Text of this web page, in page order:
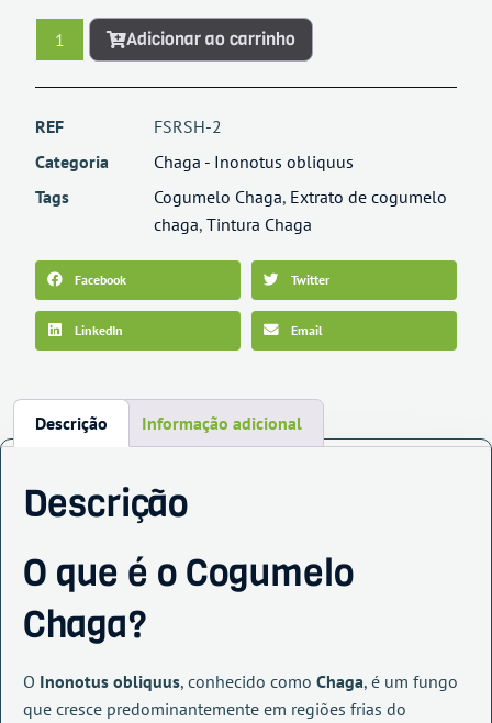
Adicionar ao carrinho
REF
FSRSH-2
Categoria
Chaga - Inonotus obliquus
Tags
Cogumelo Chaga, Extrato de cogumelo
chaga, Tintura Chaga
Facebook Twitter
LinkedIn Email
Descrição Informação adicional
Descrição
O que é o Cogumelo
Chaga?
O Inonotus obliquus, conhecido como Chaga, é um fungo
que cresce predominantemente em regiões frias do